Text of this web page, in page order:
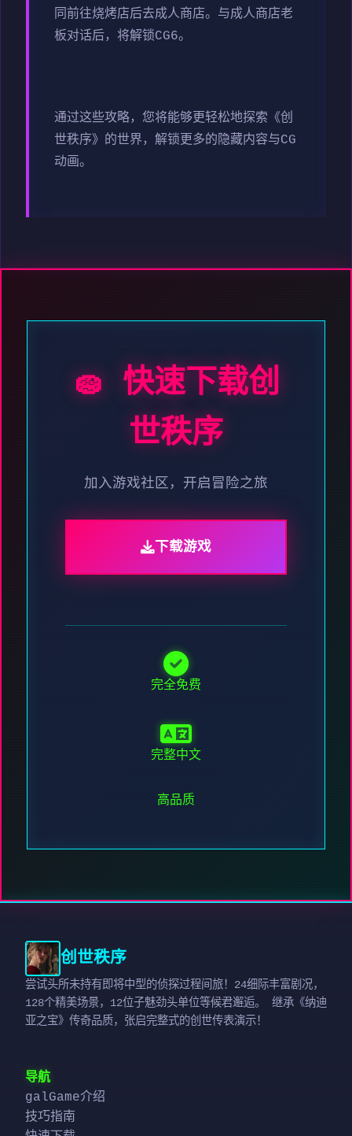
同前往烧烤店后去成人商店。与成人商店老
板对话后，将解锁CG6。
通过这些攻略，您将能够更轻松地探索《创
世秩序》的世界，解锁更多的隐藏内容与CG
动画。
🧽 快速下载创
世秩序
加入游戏社区，开启冒险之旅
下载游戏
完全免费
完整中文
高品质
创世秩序
尝试头所未持有即将中型的侦探过程间旅！24细际丰富剧况，
128个精美场景，12位子魅劲头单位等候君邂逅。 继承《纳迪
亚之宝》传奇品质，张启完整式的创世传表演示！
导航
galGame介绍
技巧指南